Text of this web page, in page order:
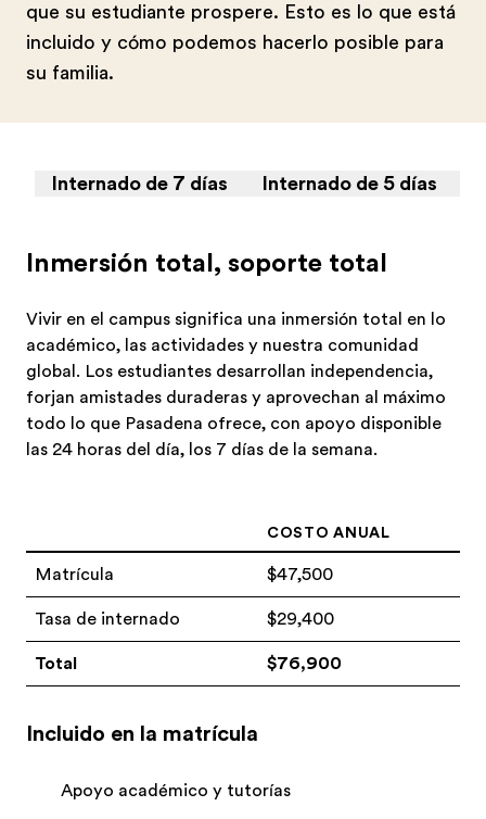
que su estudiante prospere. Esto es lo que está
incluido y cómo podemos hacerlo posible para
su familia.
Internado de 7 días Internado de 5 días
Inmersión total, soporte total
Vivir en el campus significa una inmersión total en lo
académico, las actividades y nuestra comunidad
global. Los estudiantes desarrollan independencia,
forjan amistades duraderas y aprovechan al máximo
todo lo que Pasadena ofrece, con apoyo disponible
las 24 horas del día, los 7 días de la semana.
COSTO ANUAL
Matrícula $47,500
Tasa de internado $29,400
Total $76,900
Incluido en la matrícula
Apoyo académico y tutorías